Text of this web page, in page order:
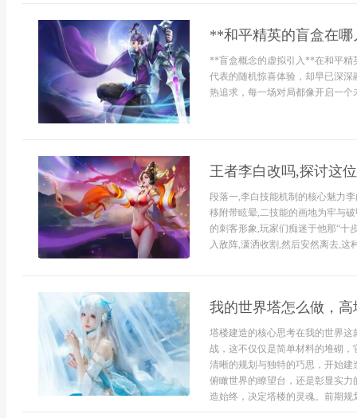
**和平精英的盲盒在
**盲盒概念的虚拟引入**在和平精
代表的随机惊喜体验，却早已深
热追求，每一场对局都像开启一
王者李白改吗,探讨这
段落一,李白技能机制的核心魅力
移附带眩晕,二技能的画地为牢与
的刺客形象,玩家们痴迷于他那“十
入敌阵,潇洒收割,然后安然离去,这
我的世界塔怎么做，
塔楼建造的核心思考在我的世界
战，这不仅仅是简单材料的堆砌
清晰的规划与独特的巧思，开始
俯瞰世界的瞭望台，还是彰显实
造始终，决定塔楼的灵魂。前期规